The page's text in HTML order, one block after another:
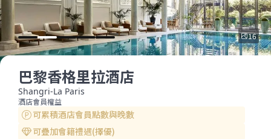
16
巴黎香格里拉酒店
Shangri-La Paris
酒店會員權益
可累積酒店會員點數與晚數
可疊加會籍禮遇(擇優)